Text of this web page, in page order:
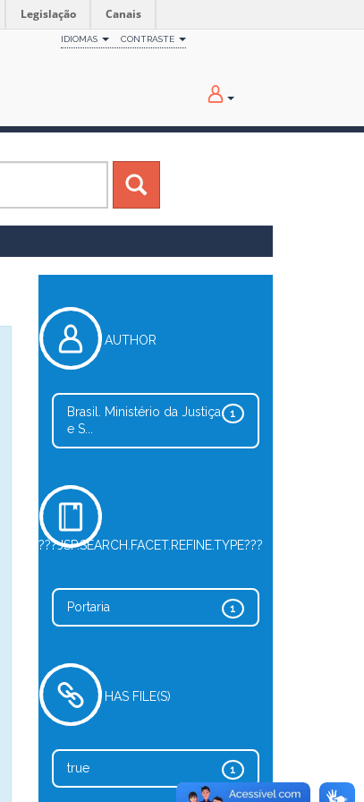
Legislação Canais
IDIOMAS CONTRASTE
AUTHOR
1
Brasil. Ministério da Justiça
e S...
???JSP.SEARCH.FACET.REFINE.TYPE???
1
Portaria
HAS FILE(S)
1
true